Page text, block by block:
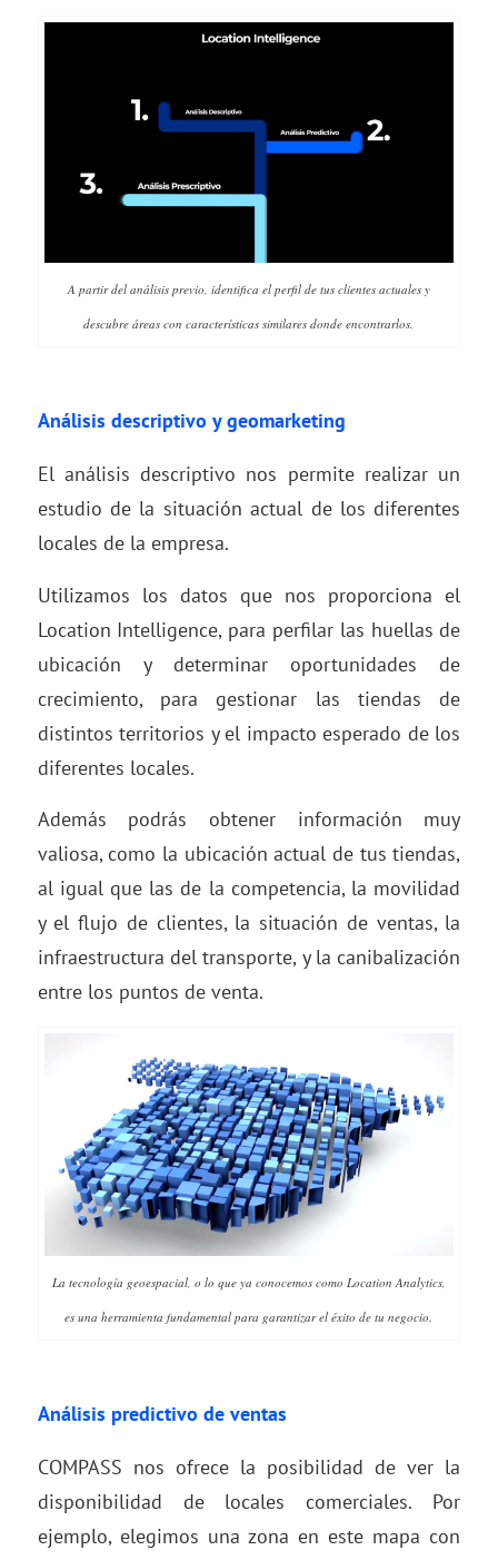
A partir del análisis previo, identifica el perfil de tus clientes actuales y
descubre áreas con características similares donde encontrarlos.
Análisis descriptivo y geomarketing
El análisis descriptivo nos permite realizar un
estudio de la situación actual de los diferentes
locales de la empresa.
Utilizamos los datos que nos proporciona el
Location Intelligence, para perfilar las huellas de
ubicación y determinar oportunidades de
crecimiento, para gestionar las tiendas de
distintos territorios y el impacto esperado de los
diferentes locales.
Además podrás obtener información muy
valiosa, como la ubicación actual de tus tiendas,
al igual que las de la competencia, la movilidad
y el flujo de clientes, la situación de ventas, la
infraestructura del transporte, y la canibalización
entre los puntos de venta.
La tecnología geoespacial, o lo que ya conocemos como Location Analytics,
es una herramienta fundamental para garantizar el éxito de tu negocio.
Análisis predictivo de ventas
COMPASS nos ofrece la posibilidad de ver la
disponibilidad de locales comerciales. Por
ejemplo, elegimos una zona en este mapa con